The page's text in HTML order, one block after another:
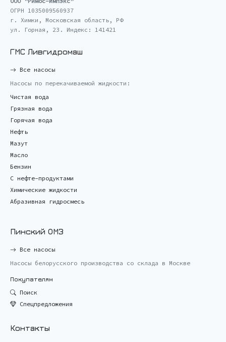
ОГРН 1035009560937
г. Химки, Московская область, РФ
ул. Горная, 23. Индекс: 141421
ГМС Ливгидромаш
Все насосы
Насосы по перекачиваемой жидкости:
Чистая вода
Грязная вода
Горячая вода
Нефть
Мазут
Масло
Бензин
С нефте-продуктами
Химические жидкости
Абразивная гидросмесь
Пинский ОМЗ
Все насосы
Насосы белорусского производства со склада в Москве
Покупателям
Поиск
Спецпредложения
Контакты